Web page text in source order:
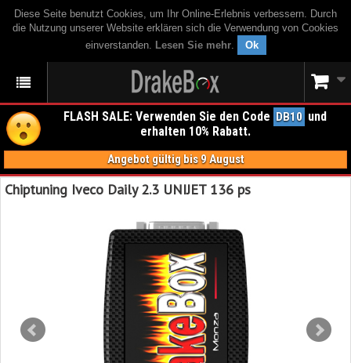
Diese Seite benutzt Cookies, um Ihr Online-Erlebnis verbessern. Durch
die Nutzung unserer Website erklären sich die Verwendung von Cookies
einverstanden. Lesen Sie mehr. Ok
FLASH SALE: Verwenden Sie den Code DB10 und
erhalten 10% Rabatt.
Angebot gültig bis 9 August
Chiptuning Iveco Daily 2.3 UNIJET 136 ps